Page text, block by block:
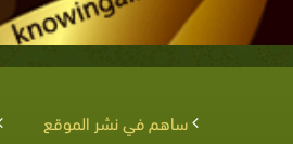
ساهم في نشر الموقع